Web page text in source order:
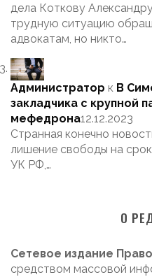
дела Коткову
трудную ситуацию
адвокатам, но никто…
Администратор к В
закладчика с крупной
мефедрона12.12.2023
Странная конечно
лишение свободы на срок
УК РФ,…
О
Сетевое издание
средством массовой